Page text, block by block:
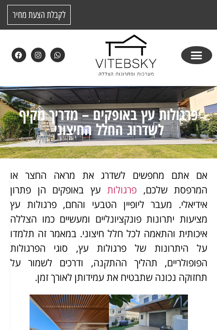
לקבלת הצעת מחיר
פרגולות עץ באופקים – מדריך מקיף
לשדרוג החלל החיצוני
אם אתם מחפשים לשדרג את מראה החצר או
המרפסת שלכם, פרגולות עץ באופקים הן פתרון
אידיאלי. מעבר ליופיין הטבעי והחם, פרגולות עץ
מציעות יתרונות פונקציונליים ומעשיים כמו הצללה
איכותית והתאמה לכל חלל חיצוני. במאמר זה תלמדו
על היתרונות של פרגולות עץ, סוגי הפרגולות
הפופולריים, תהליך ההתקנה, ודרכים לשמור על
תחזוקה נכונה שתבטיח את עמידותן לאורך זמן.